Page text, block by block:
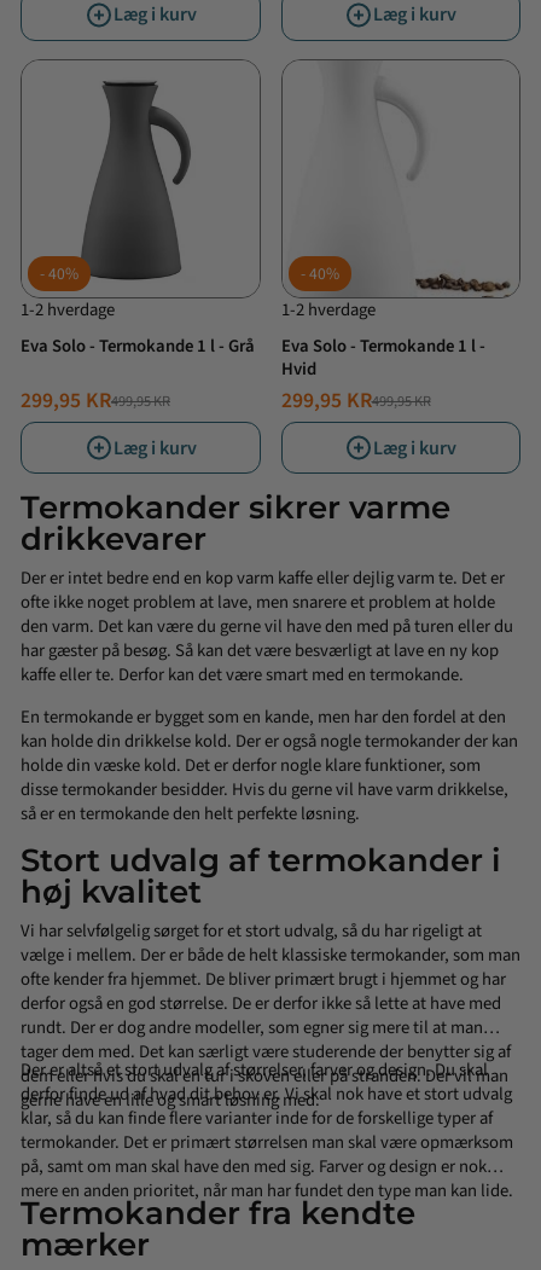
Læg i kurv Læg i kurv
40%
1-2 hverdage
Eva Solo - Termokande 1 l - Grå
NORMALPRIS499,95 KR
TILBUDSPRIS
299,95 KR
Læg i kurv
40%
1-2 hverdage
Eva Solo - Termokande 1 l -
Hvid
NORMALPRIS499,95 KR
TILBUDSPRIS
299,95 KR
Læg i kurv
Termokander sikrer varme
drikkevarer
Der er intet bedre end en kop varm kaffe eller dejlig varm te. Det er
ofte ikke noget problem at lave, men snarere et problem at holde
den varm. Det kan være du gerne vil have den med på turen eller du
har gæster på besøg. Så kan det være besværligt at lave en ny kop
kaffe eller te. Derfor kan det være smart med en termokande.
En termokande er bygget som en kande, men har den fordel at den
kan holde din drikkelse kold. Der er også nogle termokander der kan
holde din væske kold. Det er derfor nogle klare funktioner, som
disse termokander besidder. Hvis du gerne vil have varm drikkelse,
så er en termokande den helt perfekte løsning.
Stort udvalg af termokander i
høj kvalitet
Vi har selvfølgelig sørget for et stort udvalg, så du har rigeligt at
vælge i mellem. Der er både de helt klassiske termokander, som man
ofte kender fra hjemmet. De bliver primært brugt i hjemmet og har
derfor også en god størrelse. De er derfor ikke så lette at have med
rundt. Der er dog andre modeller, som egner sig mere til at man
tager dem med. Det kan særligt være studerende der benytter sig af
dem eller hvis du skal en tur i skoven eller på stranden. Der vil man
gerne have en lille og smart løsning med.
Der er altså et stort udvalg af størrelser, farver og design. Du skal
derfor finde ud af hvad dit behov er. Vi skal nok have et stort udvalg
klar, så du kan finde flere varianter inde for de forskellige typer af
termokander. Det er primært størrelsen man skal være opmærksom
på, samt om man skal have den med sig. Farver og design er nok
mere en anden prioritet, når man har fundet den type man kan lide.
Termokander fra kendte
mærker